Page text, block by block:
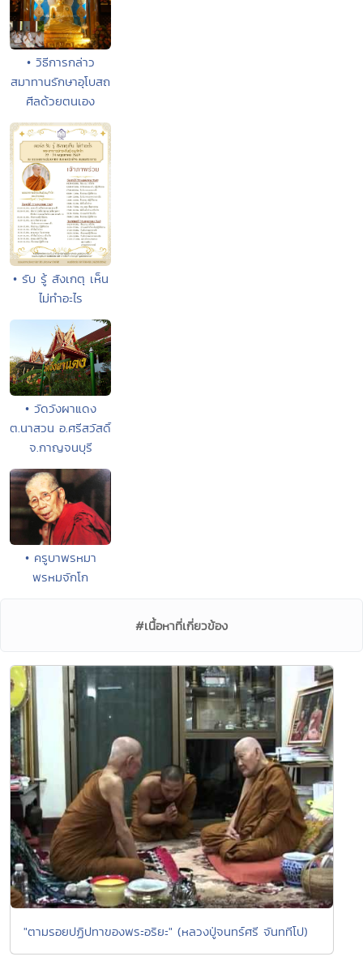
• วิธีการกล่าว
สมาทานรักษาอุโบสถ
ศีลด้วยตนเอง
• รับ รู้ สังเกตุ เห็น
ไม่ทำอะไร
• วัดวังผาแดง
ต.นาสวน อ.ศรีสวัสดิ์
จ.กาญจนบุรี
• ครูบาพรหมา
พรหมจักโก
#เนื้อหาที่เกี่ยวข้อง
"ตามรอยปฏิปทาของพระอริยะ" (หลวงปู่จนทร์ศรี จันททีโป)